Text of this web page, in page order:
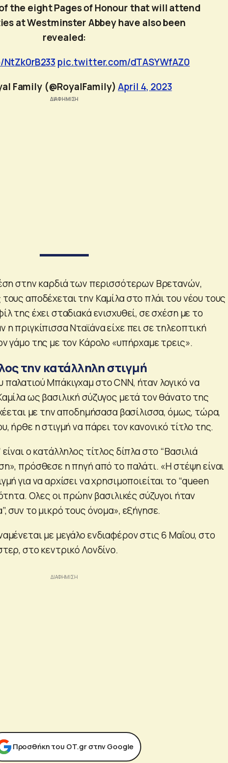
the eight Pages of Honour that will attend
at Westminster Abbey have also been
revealed:
pic.twitter.com/dTASYWfAZ0
Family (@RoyalFamily)April 4, 2023
στην καρδιά των περισσότερων Βρετανών,
αποδέχεται την Καμίλα στο πλάι του νέου τους
της έχει σταδιακά ενισχυθεί, σε σχέση με το
πριγκίπισσα Νταϊάνα είχε πει σε τηλεοπτική
γάμο της με τον Κάρολο «υπήρχαμε τρεις».
την κατάλληλη στιγμή
Μπάκιγχαμ στο CNN, ήταν λογικό να
ως βασιλική σύζυγος μετά τον θάνατο της
με την αποδημήσασα βασίλισσα, όμως, τώρα,
ήρθε η στιγμή να πάρει τον κανονικό τίτλο της.
ο κατάλληλος τίτλος δίπλα στο “Βασιλιά
πρόσθεσε η πηγή από το παλάτι. «Η στέψη είναι
για να αρχίσει να χρησιμοποιείται το “queen
Ολες οι πρώην βασιλικές σύζυγοι ήταν
συν το μικρό τους όνομα», εξήγησε.
με μεγάλο ενδιαφέρον στις 6 Μαΐου, στο
στο κεντρικό Λονδίνο.
Προσθήκη του ΟΤ.gr στην Google